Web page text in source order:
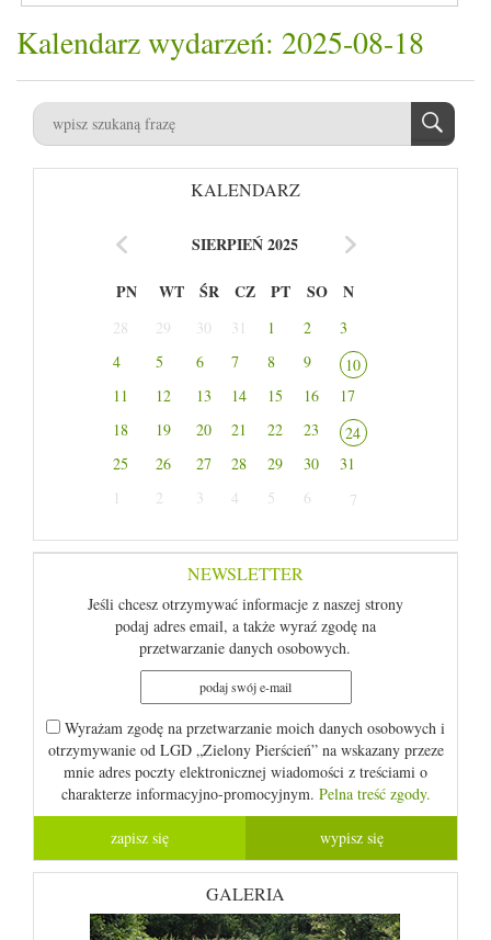
Kalendarz wydarzeń: 2025-08-18
KALENDARZ
SIERPIEŃ 2025
PN WT ŚR CZ PT SO N
28 29 30 31 1 2
3
4
5 6 7 8 9
10
11
12 13 14 15 16
17
18
19 20 21 22 23
24
25
26 27 28 29 30
31
1
2 3 4 5 6 7
NEWSLETTER
Jeśli chcesz otrzymywać informacje z naszej strony
podaj adres email, a także wyraź zgodę na
przetwarzanie danych osobowych.
Wyrażam zgodę na przetwarzanie moich danych osobowych i
otrzymywanie od LGD „Zielony Pierścień” na wskazany przeze
mnie adres poczty elektronicznej wiadomości z treściami o
charakterze informacyjno-promocyjnym. Pelna treść zgody.
GALERIA